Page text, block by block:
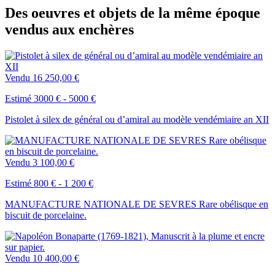
Des oeuvres et objets de la même époque
vendus aux enchères
Vendu 16 250,00 €
Estimé 3000 € - 5000 €
Pistolet à silex de général ou d’amiral au modèle vendémiaire an XII
Vendu 3 100,00 €
Estimé 800 € - 1 200 €
MANUFACTURE NATIONALE DE SEVRES Rare obélisque en
biscuit de porcelaine.
Vendu 10 400,00 €